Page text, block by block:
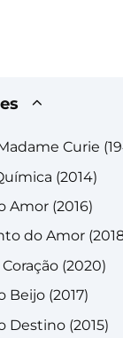
Curie
(2014)
Amor (2016)
do Amor
(2020)
Beijo (2017)
Destino (2015)